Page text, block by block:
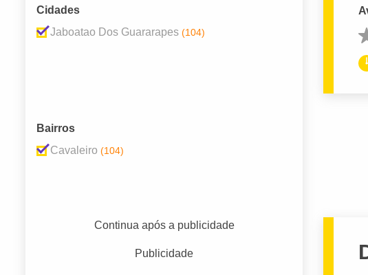
Cidades
Jaboatao Dos Guararapes (104)
Bairros
Cavaleiro (104)
Continua após a publicidade
Publicidade